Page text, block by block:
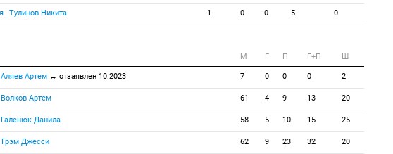
Тулинов Никита 1 0 0 5 0
M Г П Г+П Ш
Аляев Артем ↔ отзаявлен 10.2023 7 0 0 0 2
Волков Артем 61 4 9 13 20
Галенюк Данила 58 5 10 15 25
Грэм Джесси 62 9 23 32 20